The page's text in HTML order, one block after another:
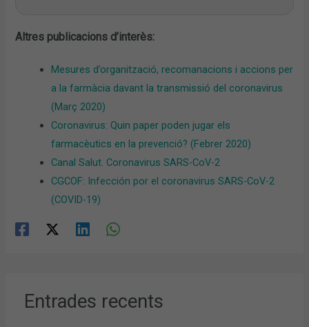
Altres publicacions d’interès:
Mesures d’organització, recomanacions i accions per
a la farmàcia davant la transmissió del coronavirus
(Març 2020)
Coronavirus: Quin paper poden jugar els
farmacèutics en la prevenció? (Febrer 2020)
Canal Salut. Coronavirus SARS-CoV-2
CGCOF: Infección por el coronavirus SARS-CoV-2
(COVID-19)
Entrades recents